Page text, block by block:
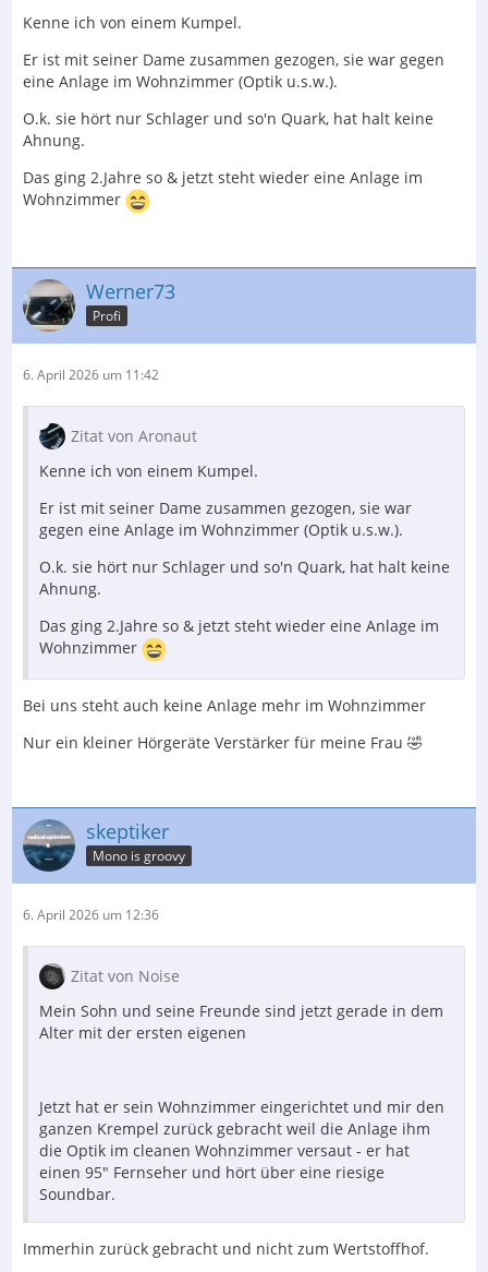
Kenne ich von einem Kumpel.
Er ist mit seiner Dame zusammen gezogen, sie war gegen
eine Anlage im Wohnzimmer (Optik u.s.w.).
O.k. sie hört nur Schlager und so'n Quark, hat halt keine
Ahnung.
Das ging 2.Jahre so & jetzt steht wieder eine Anlage im
Wohnzimmer
Werner73
Profi
6. April 2026 um 11:42
Zitat von Aronaut
Kenne ich von einem Kumpel.
Er ist mit seiner Dame zusammen gezogen, sie war
gegen eine Anlage im Wohnzimmer (Optik u.s.w.).
O.k. sie hört nur Schlager und so'n Quark, hat halt keine
Ahnung.
Das ging 2.Jahre so & jetzt steht wieder eine Anlage im
Wohnzimmer
Bei uns steht auch keine Anlage mehr im Wohnzimmer
Nur ein kleiner Hörgeräte Verstärker für meine Frau 🤣
skeptiker
Mono is groovy
6. April 2026 um 12:36
Zitat von Noise
Mein Sohn und seine Freunde sind jetzt gerade in dem
Alter mit der ersten eigenen
Jetzt hat er sein Wohnzimmer eingerichtet und mir den
ganzen Krempel zurück gebracht weil die Anlage ihm
die Optik im cleanen Wohnzimmer versaut - er hat
einen 95" Fernseher und hört über eine riesige
Soundbar.
Immerhin zurück gebracht und nicht zum Wertstoffhof.